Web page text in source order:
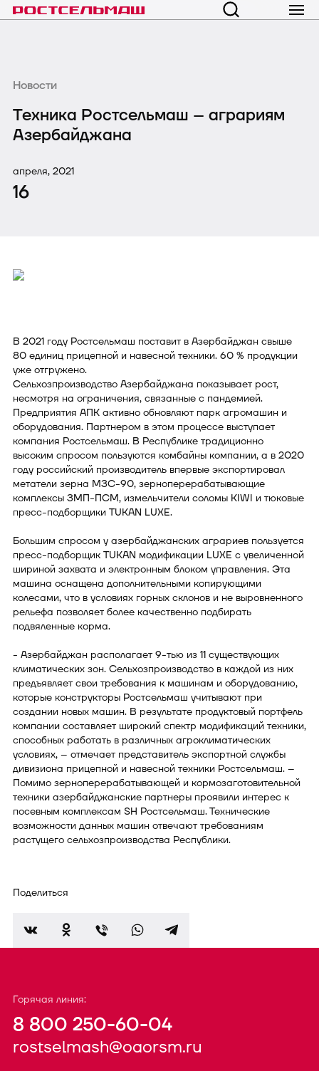
Новости
Техника Ростсельмаш – аграриям
Азербайджана
апреля, 2021
16
В 2021 году Ростсельмаш поставит в Азербайджан свыше
80 единиц прицепной и навесной техники. 60 % продукции
уже отгружено.
Сельхозпроизводство Азербайджана показывает рост,
несмотря на ограничения, связанные с пандемией.
Предприятия АПК активно обновляют парк агромашин и
оборудования. Партнером в этом процессе выступает
компания Ростсельмаш. В Республике традиционно
высоким спросом пользуются комбайны компании, а в 2020
году российский производитель впервые экспортировал
метатели зерна МЗС-90, зерноперерабатывающие
комплексы ЗМП-ПСМ, измельчители соломы KIWI и тюковые
пресс-подборщики TUKAN LUXE.
Большим спросом у азербайджанских аграриев пользуется
пресс-подборщик TUKAN модификации LUXE с увеличенной
шириной захвата и электронным блоком управления. Эта
машина оснащена дополнительными копирующими
колесами, что в условиях горных склонов и не выровненного
рельефа позволяет более качественно подбирать
подвяленные корма.
- Азербайджан располагает 9-тью из 11 существующих
климатических зон. Сельхозпроизводство в каждой из них
предъявляет свои требования к машинам и оборудованию,
которые конструкторы Ростсельмаш учитывают при
создании новых машин. В результате продуктовый портфель
компании составляет широкий спектр модификаций техники,
способных работать в различных агроклиматических
условиях, – отмечает представитель экспортной службы
дивизиона прицепной и навесной техники Ростсельмаш. –
Помимо зерноперерабатывающей и кормозаготовительной
техники азербайджанские партнеры проявили интерес к
посевным комплексам SH Ростсельмаш. Технические
возможности данных машин отвечают требованиям
растущего сельхозпроизводства Республики.
Поделиться
Горячая линия:
8 800 250-60-04
rostselmash@oaorsm.ru